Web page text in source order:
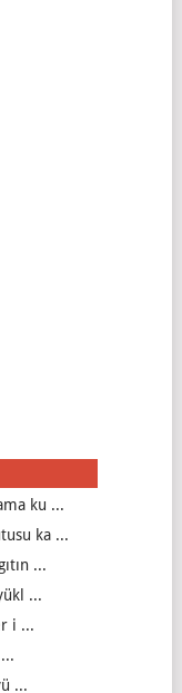
ku ...
ka ...
...
...
i ...
...